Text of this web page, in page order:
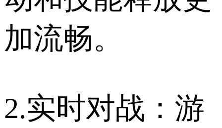
加流畅。
2.实时对战：游